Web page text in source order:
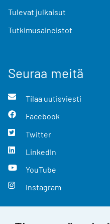
Tulevat julkaisut
Tutkimusaineistot
Seuraa meitä
Tilaa uutisviesti
Facebook
Twitter
LinkedIn
YouTube
Instagram